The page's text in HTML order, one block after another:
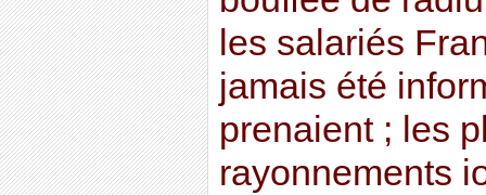
les salariés
jamais été
prenaient ; les
rayonnements